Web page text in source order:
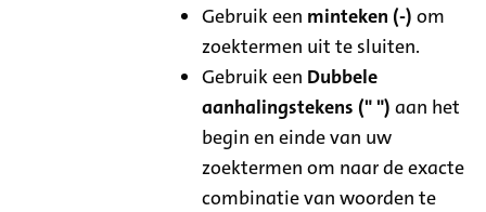
Gebruik een minteken (-) om
zoektermen uit te sluiten.
Gebruik een Dubbele
aanhalingstekens (" ") aan het
begin en einde van uw
zoektermen om naar de exacte
combinatie van woorden te